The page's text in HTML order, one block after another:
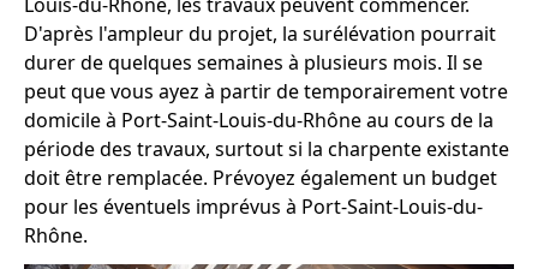
D'après l'ampleur du projet, la surélévation pourrait
durer de quelques semaines à plusieurs mois. Il se
peut que vous ayez à partir de temporairement votre
domicile à Port-Saint-Louis-du-Rhône au cours de la
période des travaux, surtout si la charpente existante
doit être remplacée. Prévoyez également un budget
pour les éventuels imprévus à Port-Saint-Louis-du-
Rhône.